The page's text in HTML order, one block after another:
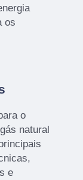
os
o
natural
e